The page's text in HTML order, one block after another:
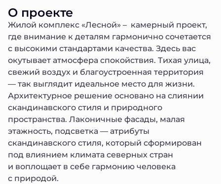
О проекте
Жилой комплекс «Лесной» – камерный проект,
где внимание к деталям гармонично сочетается
с высокими стандартами качества. Здесь вас
окутывает атмосфера спокойствия. Тихая улица,
свежий воздух и благоустроенная территория
— так выглядит идеальное место для жизни.
Архитектурное решение основано на слиянии
скандинавского стиля и природного
пространства. Лаконичные фасады, малая
этажность, подсветка — атрибуты
скандинавского стиля, который сформирован
под влиянием климата северных стран
и воплощает в себе гармонию человека
с природой.